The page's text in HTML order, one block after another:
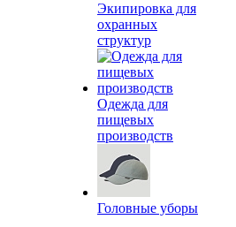
Экипировка для
охранных
структур
Одежда для
пищевых
производств
Головные уборы